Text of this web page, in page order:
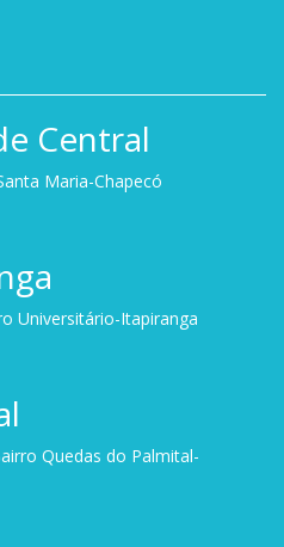
Central
Maria-Chapecó
Universitário-Itapiranga
Quedas do Palmital-